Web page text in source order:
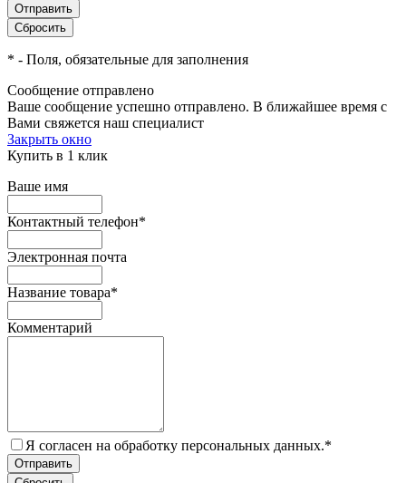
* - Поля, обязательные для заполнения
Сообщение отправлено
Ваше сообщение успешно отправлено. В ближайшее время с
Вами свяжется наш специалист
Закрыть окно
Купить в 1 клик
Ваше имя
Контактный телефон*
Электронная почта
Название товара*
Комментарий
Я согласен на обработку персональных данных.*